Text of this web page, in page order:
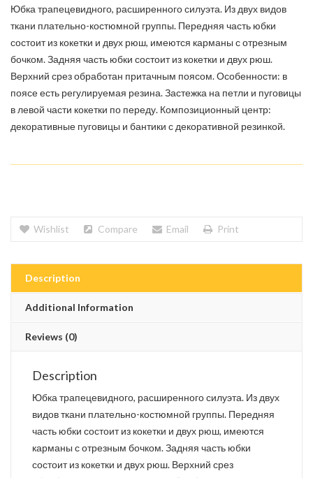
Юбка трапецевидного, расширенного силуэта. Из двух видов
ткани плательно-костюмной группы. Передняя часть юбки
состоит из кокетки и двух рюш, имеются карманы с отрезным
бочком. Задняя часть юбки состоит из кокетки и двух рюш.
Верхний срез обработан притачным поясом. Особенности: в
поясе есть регулируемая резина. Застежка на петли и пуговицы
в левой части кокетки по переду. Композиционный центр:
декоративные пуговицы и бантики с декоративной резинкой.
Wishlist Compare Email Print
Description
Additional Information
Reviews (0)
Description
Юбка трапецевидного, расширенного силуэта. Из двух
видов ткани плательно-костюмной группы. Передняя
часть юбки состоит из кокетки и двух рюш, имеются
карманы с отрезным бочком. Задняя часть юбки
состоит из кокетки и двух рюш. Верхний срез